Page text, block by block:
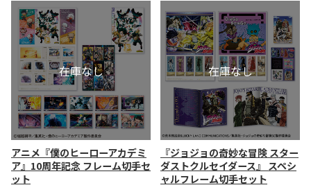
アニメ『僕のヒーローアカデミ
ア』10周年記念 フレーム切手セ
ット
『ジョジョの奇妙な冒険 スター
ダストクルセイダース』 スペシ
ャルフレーム切手セット